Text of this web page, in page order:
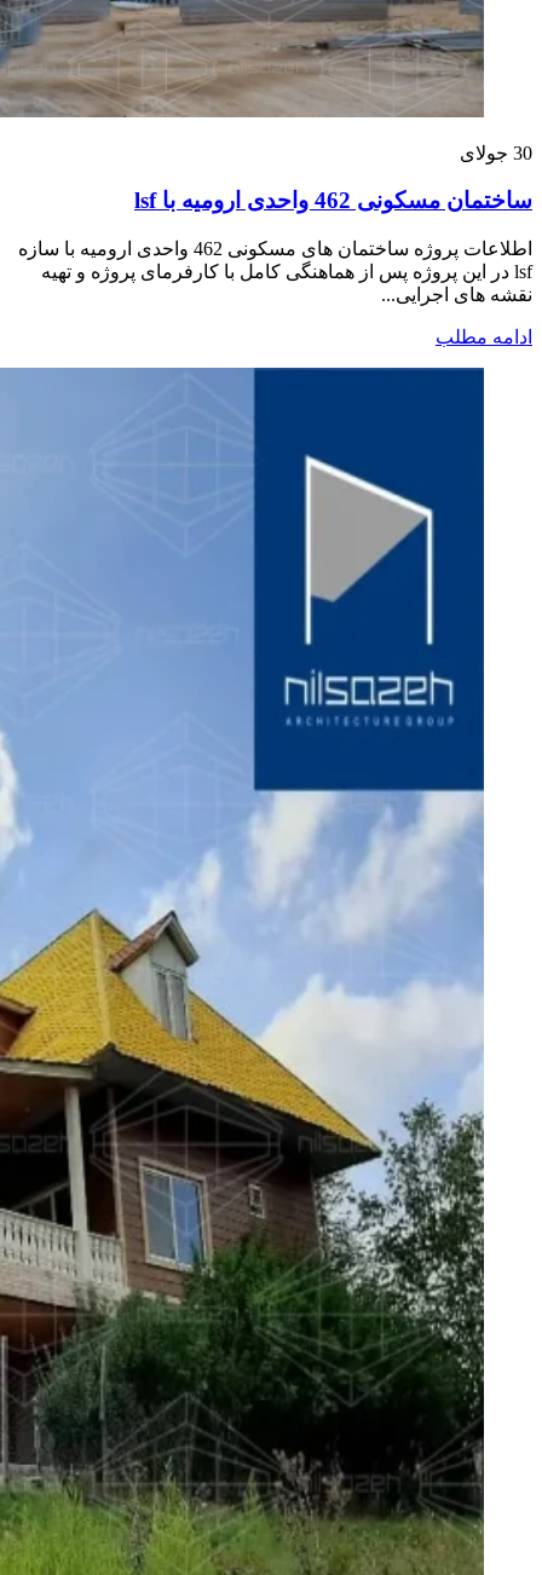
30 جولای
ساختمان مسکونی 462 واحدی ارومیه با lsf
اطلاعات پروژه ساختمان های مسکونی 462 واحدی ارومیه با سازه
lsf در این پروژه پس از هماهنگی کامل با کارفرمای پروژه و تهیه
نقشه های اجرایی...
ادامه مطلب